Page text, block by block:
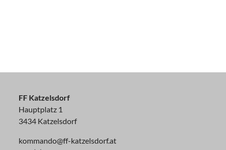
FF Katzelsdorf
Hauptplatz 1
3434 Katzelsdorf
kommando@ff-katzelsdorf.at